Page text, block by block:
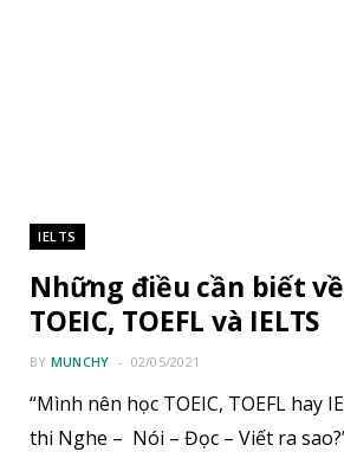
IELTS
Những điều cần biết
TOEIC, TOEFL và IELTS
BY MUNCHY 02/05/2021
“Mình nên học TOEIC, TOEFL hay
thi Nghe – Nói – Đọc – Viết ra